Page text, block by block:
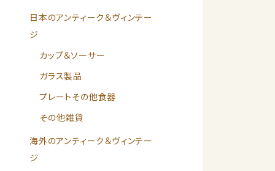
日本のアンティーク＆ヴィンテー
ジ
カップ＆ソーサー
ガラス製品
プレートその他食器
その他雑貨
海外のアンティーク＆ヴィンテー
ジ